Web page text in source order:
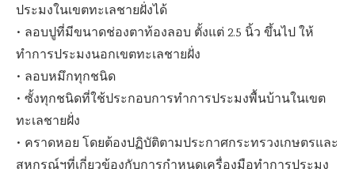
ประมงในเขตทะเลชายฝั่งได้
• ลอบปูที่มีขนาดช่องตาท้องลอบ ตั้งแต่ 2.5 นิ้ว ขึ้นไป ให้
ทำการประมงนอกเขตทะเลชายฝั่ง
• ลอบหมึกทุกชนิด
• ซั้งทุกชนิดที่ใช้ประกอบการทำการประมงพื้นบ้านในเขต
ทะเลชายฝั่ง
• คราดหอย โดยต้องปฏิบัติตามประกาศกระทรวงเกษตรและ